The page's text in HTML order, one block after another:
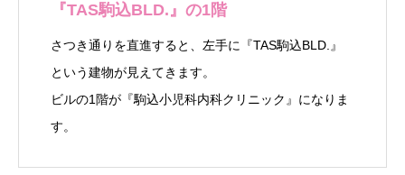
『TAS駒込BLD.』の1階
さつき通りを直進すると、左手に『TAS駒込BLD.』
という建物が見えてきます。
ビルの1階が『駒込小児科内科クリニック』になりま
す。